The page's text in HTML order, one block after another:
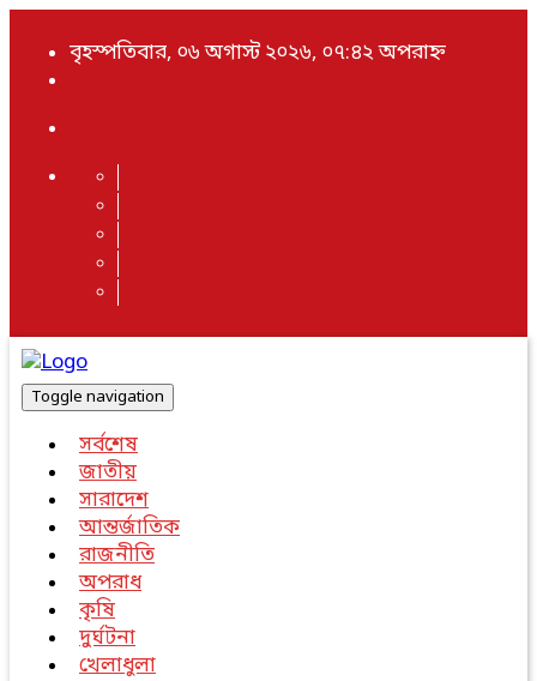
বৃহস্পতিবার, ০৬ অগাস্ট ২০২৬, ০৭:৪২ অপরাহ্ন
Toggle navigation
সর্বশেষ
জাতীয়
সারাদেশ
আন্তর্জাতিক
রাজনীতি
অপরাধ
কৃষি
দুর্ঘটনা
খেলাধুলা